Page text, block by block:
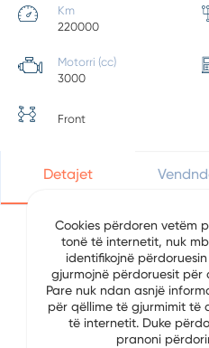
Km
220000
Motorri (cc)
3000
Front
Detajet
Detajet e Automjetit
Data
Cookies përdoren vetëm
tonë të internetit, nuk
identifikojnë
gjurmojnë përdoruesit për
Pare nuk ndan asnjë
për qëllime të gjurmimit të
të internetit. Duke
pranoni